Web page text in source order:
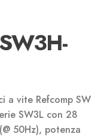
a vite Refcomp SW
SW3L con 28
50Hz), potenza